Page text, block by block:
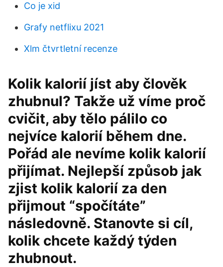
Co je xid
Grafy netflixu 2021
Xlm čtvrtletní recenze
Kolik kalorií jíst aby člověk
zhubnul? Takže už víme proč
cvičit, aby tělo pálilo co
nejvíce kalorií během dne.
Pořád ale nevíme kolik kalorií
přijímat. Nejlepší způsob jak
zjist kolik kalorií za den
přijmout “spočítáte”
následovně. Stanovte si cíl,
kolik chcete každý týden
zhubnout.